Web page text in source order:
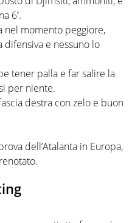
6′.
nel momento peggiore,
difensiva e nessuno lo
tener palla e far salire la
per niente.
destra con zelo e buon
dell’Atalanta in Europa,